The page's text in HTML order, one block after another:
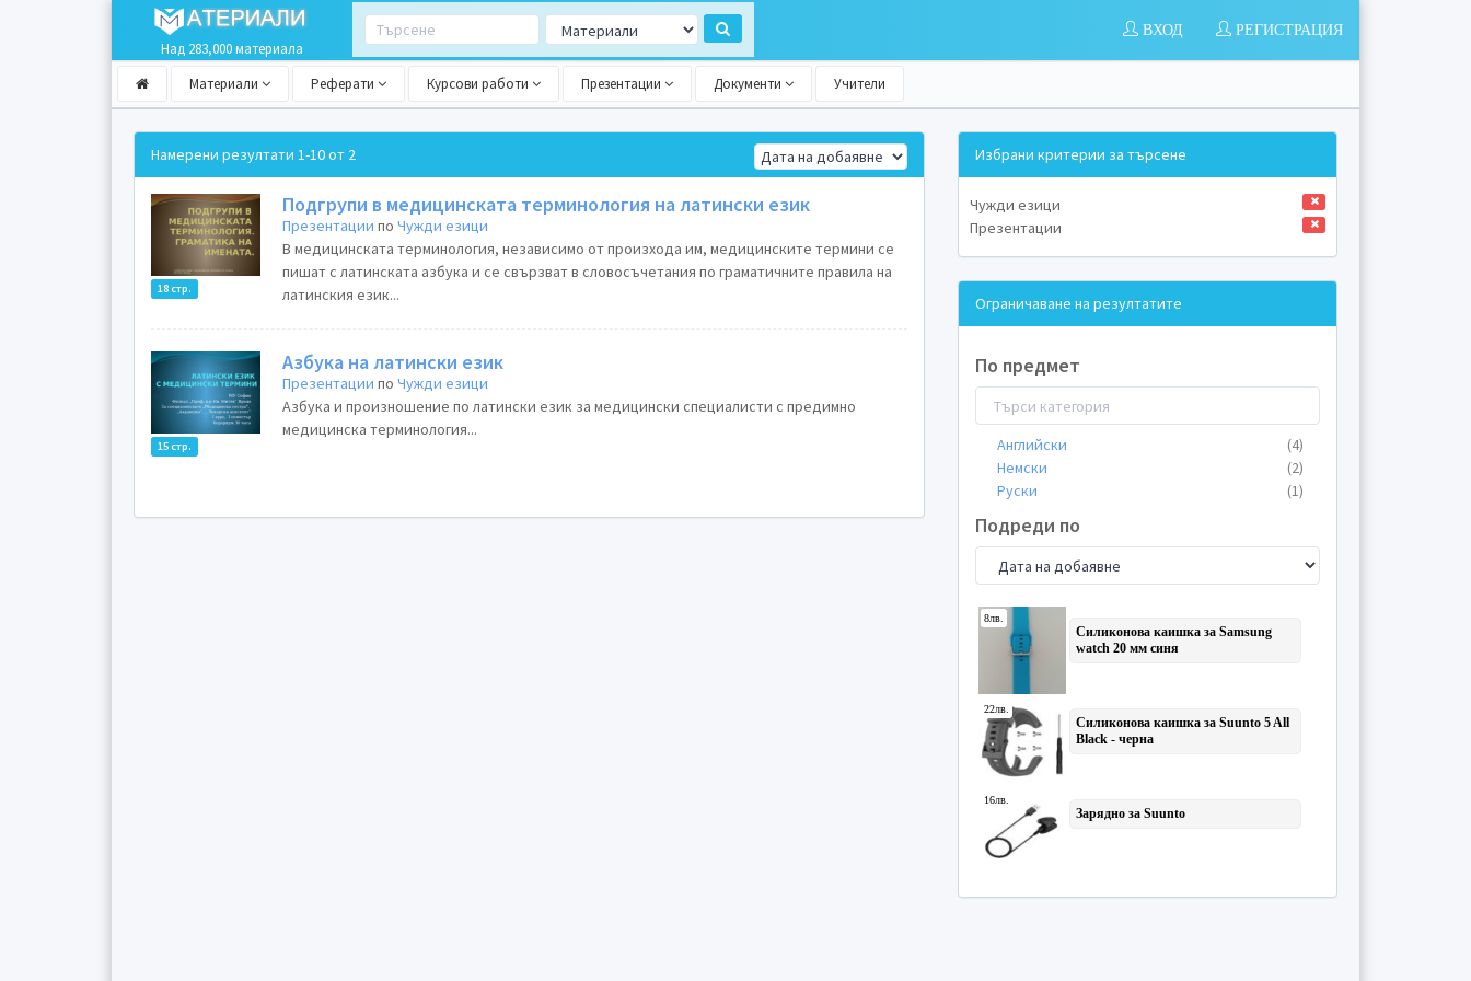
Над 283,000 материала
РЕГИСТРАЦИЯ
ВХОД
Материали Реферати Курсови работи Презентации Документи Учители
Намерени резултати 1-10 от 2
18 стр.
Подгрупи в медицинската терминология на латински език
Презентации поЧужди езици
В медицинската терминология, независимо от произхода им, медицинските термини се
пишат с латинската азбука и се свързват в словосъчетания по граматичните правила на
латинския език...
15 стр.
Азбука на латински език
Презентации поЧужди езици
Азбука и произношение по латински език за медицински специалисти с предимно
медицинска терминология...
Избрани критерии за търсене
Чужди езици
Презентации
Ограничаване на резултатите
По предмет
Английски
(4)
Немски
(2)
Руски
(1)
Подреди по